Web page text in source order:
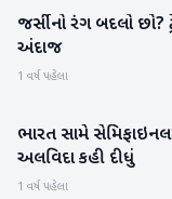
રમતગમત
જર્સીનો રંગ બદલો છો?
અંદાજ
1 વર્ષ પહેલા
રમતગમત
ભારત સામે
અલવિદા કહી દીધું
1 વર્ષ પહેલા